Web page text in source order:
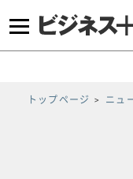
トップページ ニュ